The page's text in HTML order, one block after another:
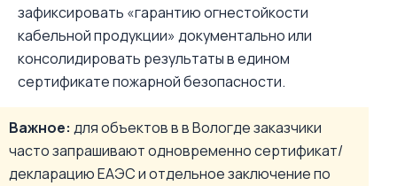
зафиксировать «гарантию огнестойкости
кабельной продукции» документально или
консолидировать результаты в едином
сертификате пожарной безопасности.
Важное: для объектов в в Вологде заказчики
часто запрашивают одновременно сертификат/
декларацию ЕАЭС и отдельное заключение по